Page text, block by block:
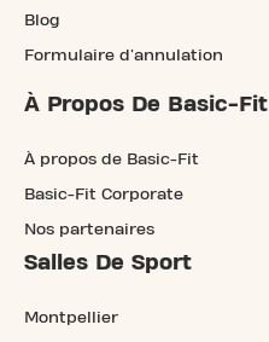
Blog
Formulaire d'annulation
À Propos De Basic-Fit
À propos de Basic-Fit
Basic-Fit Corporate
Nos partenaires
Salles De Sport
Montpellier